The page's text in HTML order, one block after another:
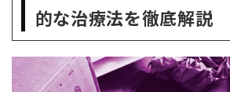
的な治療法を徹底解説